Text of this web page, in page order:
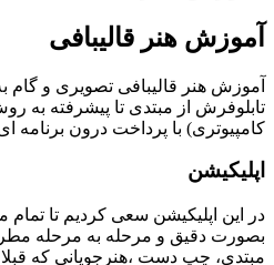
هنر قالیبافی
هنر قالیبافی تصویری و گام به
از مبتدی تا پیشرفته به روش
با پرداخت درون برنامه ای
این اپلیکیشن سعی کردیم تا تمام
دقیق و مرحله به مرحله مطرح
چپ دست ،هنرجویانی که قبلا